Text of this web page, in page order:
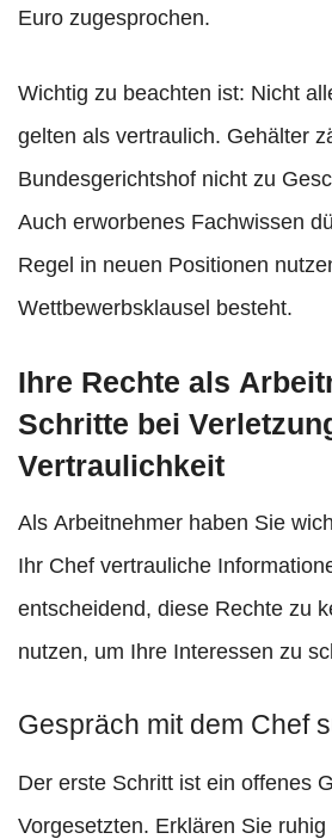
Euro zugesprochen.
Wichtig zu beachten ist: Nicht
gelten als vertraulich. Gehälter
Bundesgerichtshof nicht zu
Auch erworbenes Fachwissen
Regel in neuen Positionen
Wettbewerbsklausel besteht.
Ihre Rechte als
Schritte bei
Vertraulichkeit
Als Arbeitnehmer haben Sie
Ihr Chef vertrauliche
entscheidend, diese Rechte zu
nutzen, um Ihre Interessen zu
Gespräch mit dem Chef
Der erste Schritt ist ein offenes
Vorgesetzten. Erklären Sie